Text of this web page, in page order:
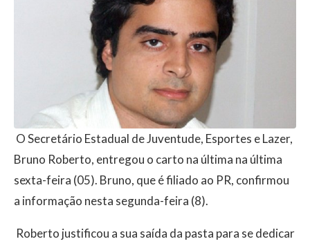
O Secretário Estadual de Juventude, Esportes e Lazer,
Bruno Roberto, entregou o carto na última na última
sexta-feira (05). Bruno, que é filiado ao PR, confirmou
a informação nesta segunda-feira (8).
Roberto justificou a sua saída da pasta para se dedicar